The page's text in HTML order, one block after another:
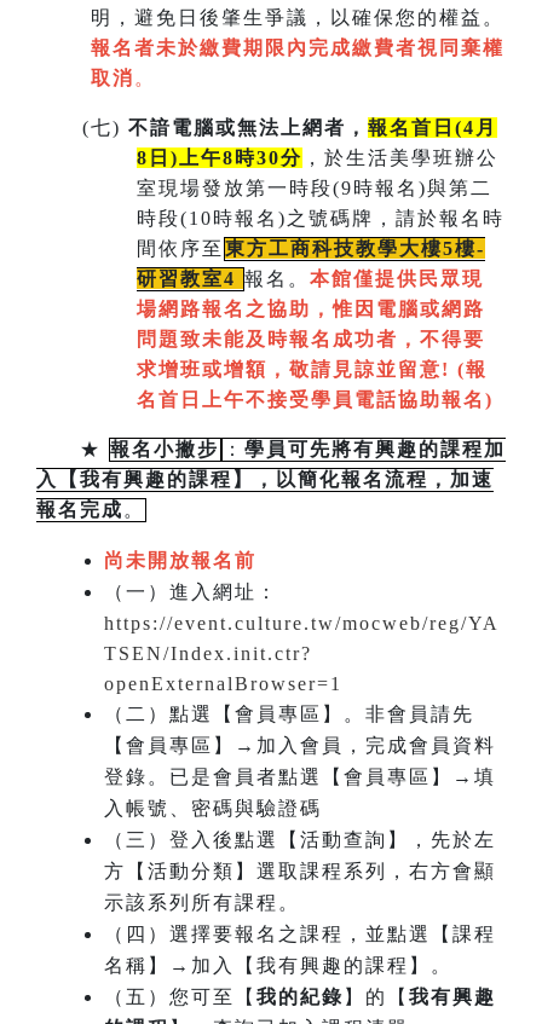
明，避免日後肇生爭議，以確保您的權益。
報名者未於繳費期限內完成繳費者視同棄權
取消 。
(七) 不諳電腦或無法上網者， 報名首日(4月
8日)上午8時30分 ，於生活美學班辦公
室現場發放第一時段(9時報名)與第二
時段(10時報名)之號碼牌，請於報名時
間依序至 東方工商科技教學大樓5樓-
研習教室4 報名。本館僅提供民眾現
場網路報名之協助，惟因電腦或網路
問題致未能及時報名成功者，不得要
求增班或增額，敬請見諒並留意! (報
名首日上午不接受學員電話協助報名)
★ 報名小撇步 ： 學員可先將有興趣的課程加
入【我有興趣的課程】，以簡化報名流程，加速
報名完成 。
尚未開放報名前
（一）進入網址：
https://event.culture.tw/mocweb/reg/YA
TSEN/Index.init.ctr?
openExternalBrowser=1
（二）點選【會員專區】。非會員請先
【會員專區】→加入會員，完成會員資料
登錄。已是會員者點選【會員專區】→填
入帳號、密碼與驗證碼
（三）登入後點選【活動查詢】，先於左
方【活動分類】選取課程系列，右方會顯
示該系列所有課程。
（四）選擇要報名之課程，並點選【課程
名稱】→加入【我有興趣的課程】。
（五）您可至【 我的紀錄 】的【 我有興趣